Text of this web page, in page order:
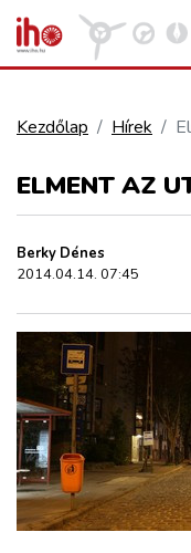
ELLÁTÁSI LÁNC
ZÖLDÚT
Kezdőlap Hírek
ELMENT AZ
Berky Dénes
2014.04.14. 07:45